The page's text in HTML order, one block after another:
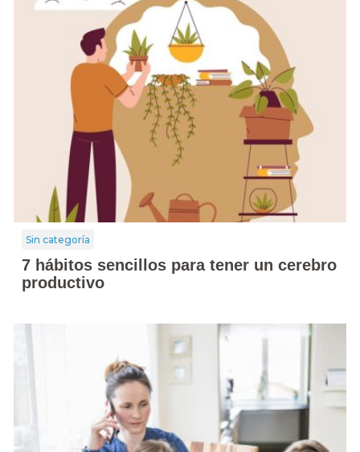
Sin categoría
7 hábitos sencillos para tener un cerebro
productivo